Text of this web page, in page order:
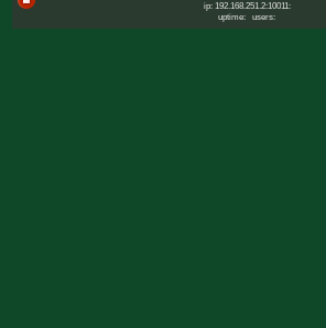
ip: 192.168.251.2:10011:
uptime:
users: